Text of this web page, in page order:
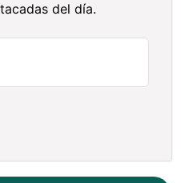
del día.